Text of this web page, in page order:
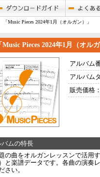
Music Pieces 2024年1月（オルガン）」
Pieces 2024年1月（オルガ
アルバム
アルバム
販売価格：
バムの特長
の曲をオルガンレッスンで活用
と楽譜データです。各曲の演奏
さい。